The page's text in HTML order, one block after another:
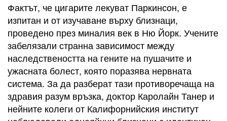
Фактът, че цигарите лекуват Паркинсон, е
изпитан и от изучаване върху близнаци,
проведено през миналия век в Ню Йорк. Учените
забелязали странна зависимост между
наследствеността на гените на пушачите и
ужасната болест, която поразява нервната
система. За да разберат тази противоречаща на
здравия разум връзка, доктор Каролайн Танер и
нейните колеги от Калифорнийския институт